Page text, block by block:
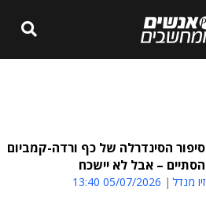
סיפור הסינדרלה של כף ורדה-קמביום
הסתיים – אבל לא יישכח
זיו מנדל 05/07/2026 13:40